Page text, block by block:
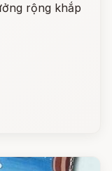
rộng khắp